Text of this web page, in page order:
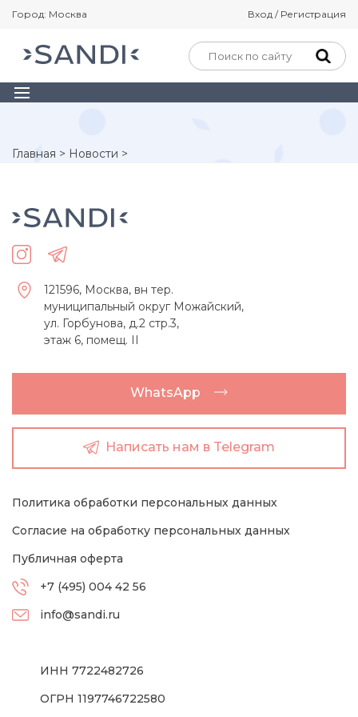
Город: Москва Вход / Регистрация
Главная > Новости >
121596, Москва, вн тер.
муниципальный округ Можайский,
ул. Горбунова, д.2 стр.3,
этаж 6, помещ. II
WhatsApp
Написать нам в Telegram
Политика обработки персональных данных
Согласие на обработку персональных данных
Публичная оферта
+7 (495) 004 42 56
info@sandi.ru
ИНН 7722482726
ОГРН 1197746722580